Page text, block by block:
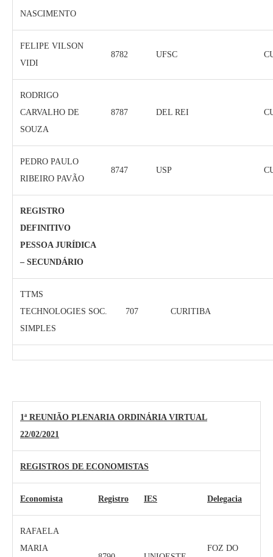
NASCIMENTO
FELIPE VILSON
VIDI
8782 UFSC
RODRIGO
CARVALHO DE
SOUZA
8787 DEL REI
PEDRO PAULO
RIBEIRO PAVÃO
8747 USP
REGISTRO
DEFINITIVO
PESSOA JURÍDICA
– SECUNDÁRIO
TTMS
TECHNOLOGIES SOC.
SIMPLES
707 CURITIBA
1ª REUNIÃO PLENARIA ORDINÁRIA VIRTUAL
22/02/2021
REGISTROS DE ECONOMISTAS
Economista Registro IES Delegacia
RAFAELA
MARIA
FOZ DO